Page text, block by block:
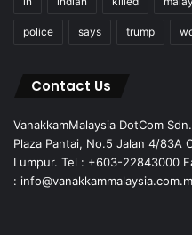
police says trump
Contact Us
VanakkamMalaysia DotCom
Plaza Pantai, No.5 Jalan 4/83A
Lumpur. Tel : +603-22843000
: